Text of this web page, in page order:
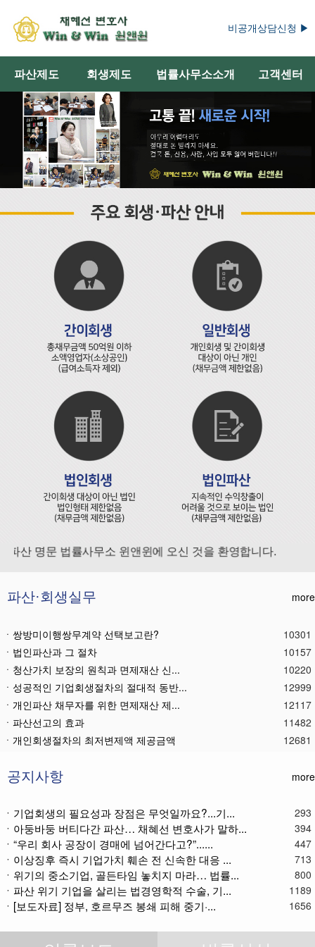
비공개상담신청 ▶
파산제도 회생제도 법률사무소소개 고객센터
산 명문 법률사무소 윈앤윈에 오신 것을 환영합니다.
파산·회생실무 more
ㆍ쌍방미이행쌍무계약 선택보고란?
10301
ㆍ법인파산과 그 절차
10157
ㆍ청산가치 보장의 원칙과 면제재산 신...
10220
ㆍ성공적인 기업회생절차의 절대적 동반...
12999
ㆍ개인파산 채무자를 위한 면제재산 제...
12117
ㆍ파산선고의 효과
11482
ㆍ 개인회생절차의 최저변제액 제공금액
12681
ㆍ기업회생제도와 기업파산제도
11628
ㆍ법인파산 후 이사의 연대보증책임 해...
11582
ㆍ법인파산절차와 기업회생절차 개요
11879
ㆍ개인회생재단채권(우선권이 있는 채권...
11123
ㆍ개인회생재단이란?
11053
ㆍ개인회생채권이란?
11286
ㆍ가용소득이란?
11234
ㆍ회생신청 후 경매절차 정지신청은?
ㆍ별제권부 채권(회생절차에서의 근저당...
12190
공지사항 more
ㆍ기업회생의 필요성과 장점은 무엇일까요?...기... 293
ㆍ아둥바둥 버티다간 파산… 채혜선 변호사가 말하... 394
ㆍ“우리 회사 공장이 경매에 넘어간다고?”...... 447
ㆍ이상징후 즉시 기업가치 훼손 전 신속한 대응 ... 713
ㆍ위기의 중소기업, 골든타임 놓치지 마라… 법률... 800
ㆍ파산 위기 기업을 살리는 법경영학적 수술, 기... 1189
ㆍ[보도자료] 정부, 호르무즈 봉쇄 피해 중기·... 1656